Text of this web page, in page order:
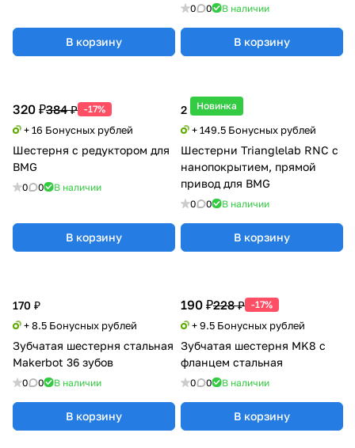
В корзину
0 0 В наличии
В корзину
320 ₽384 ₽ -17%
+ 16 Бонусных рублей
Шестерня с редуктором для
BMG
0 0 В наличии
В корзину
Новинка
2 990 ₽
+ 149.5 Бонусных рублей
Шестерни Trianglelab RNC с
нанопокрытием, прямой
привод для BMG
0 0 В наличии
В корзину
170 ₽
+ 8.5 Бонусных рублей
Зубчатая шестерня стальная
Makerbot 36 зубов
0 0 В наличии
В корзину
190 ₽228 ₽ -17%
+ 9.5 Бонусных рублей
Зубчатая шестерня MK8 с
фланцем стальная
0 0 В наличии
В корзину